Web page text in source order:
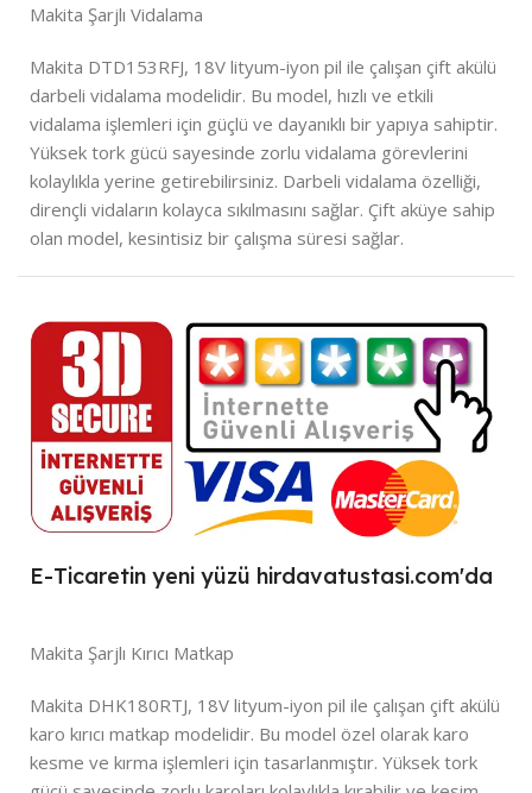
Makita Şarjlı Vidalama
Makita DTD153RFJ, 18V lityum-iyon pil ile çalışan çift akülü
darbeli vidalama modelidir. Bu model, hızlı ve etkili
vidalama işlemleri için güçlü ve dayanıklı bir yapıya sahiptir.
Yüksek tork gücü sayesinde zorlu vidalama görevlerini
kolaylıkla yerine getirebilirsiniz. Darbeli vidalama özelliği,
dirençli vidaların kolayca sıkılmasını sağlar. Çift aküye sahip
olan model, kesintisiz bir çalışma süresi sağlar.
E-Ticaretin yeni yüzü hirdavatustasi.com'da
Makita Şarjlı Kırıcı Matkap
Makita DHK180RTJ, 18V lityum-iyon pil ile çalışan çift akülü
karo kırıcı matkap modelidir. Bu model özel olarak karo
kesme ve kırma işlemleri için tasarlanmıştır. Yüksek tork